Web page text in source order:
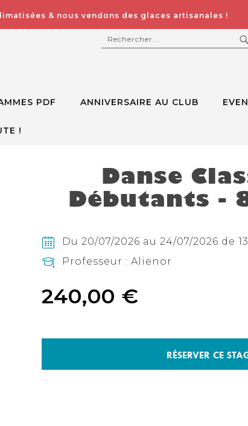
& nous vendons des glaces artisanales !
RECHERCHER
PDF ANNIVERSAIRE AU CLUB
!
Danse
Débutants -
Du 20/07/2026 au 24/07/2026 de
Professeur : Alienor
240,00 €
RÉSERVER CE